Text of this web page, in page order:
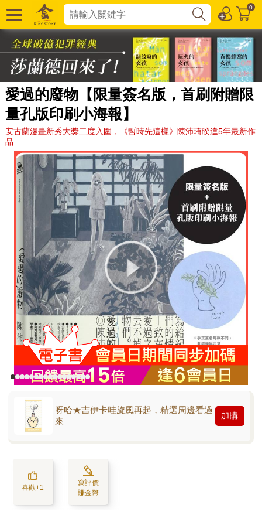
0
愛過的廢物【限量簽名版，首刷附贈限
量孔版印刷小海報】
安古蘭漫畫新秀大獎二度入圍，《暫時先這樣》陳沛珛睽違5年最新作
品
呀哈★吉伊卡哇旋風再起，精選周邊看過
來
加購
喜歡+1
寫評價
賺金幣